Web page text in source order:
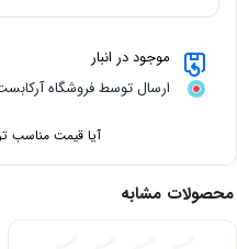
موجود در انبار
ارسال توسط فروشگاه
آیا قیمت مناسب
محصولات مشابه